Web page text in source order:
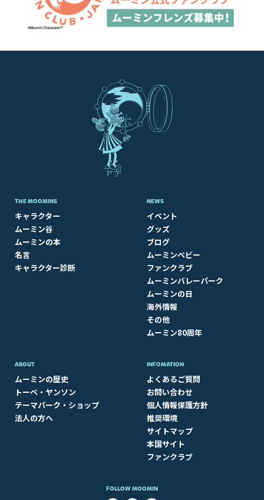
THE MOOMINS
キャラクター
ムーミン谷
ムーミンの本
名言
キャラクター診断
NEWS
イベント
グッズ
ブログ
ムーミンベビー
ファンクラブ
ムーミンバレーパーク
ムーミンの日
海外情報
その他
ムーミン80周年
ABOUT​
ムーミンの歴史
トーベ・ヤンソン
テーマパーク・ショップ
法人の方へ
INFOMATION
よくあるご質問
お問い合わせ
個人情報保護方針
推奨環境
サイトマップ
本国サイト
ファンクラブ
FOLLOW MOOMIN